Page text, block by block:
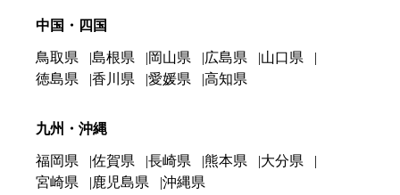
中国・四国
鳥取県 島根県 岡山県 広島県
山口県
徳島県
香川県 愛媛県 高知県
九州・沖縄
福岡県 佐賀県 長崎県 熊本県
大分県
宮崎県
鹿児島県 沖縄県